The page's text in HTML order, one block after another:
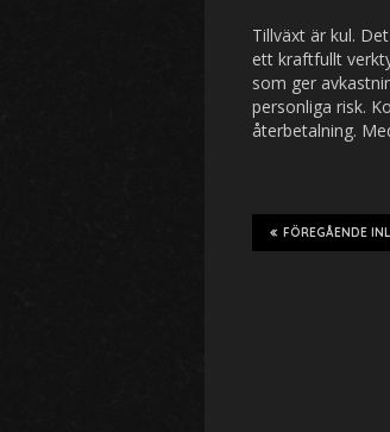
Tillväxt är kul.
ett kraftfullt
som ger
personliga risk.
återbetalning.
FÖREGÅENDE